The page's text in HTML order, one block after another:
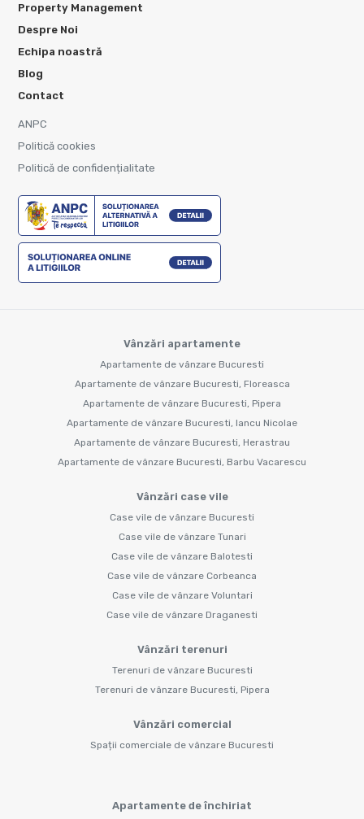
Property Management
Despre Noi
Echipa noastră
Blog
Contact
ANPC
Politică cookies
Politică de confidențialitate
Vânzări apartamente
Apartamente de vânzare Bucuresti
Apartamente de vânzare Bucuresti, Floreasca
Apartamente de vânzare Bucuresti, Pipera
Apartamente de vânzare Bucuresti, Iancu Nicolae
Apartamente de vânzare Bucuresti, Herastrau
Apartamente de vânzare Bucuresti, Barbu Vacarescu
Vânzări case vile
Case vile de vânzare Bucuresti
Case vile de vânzare Tunari
Case vile de vânzare Balotesti
Case vile de vânzare Corbeanca
Case vile de vânzare Voluntari
Case vile de vânzare Draganesti
Vânzări terenuri
Terenuri de vânzare Bucuresti
Terenuri de vânzare Bucuresti, Pipera
Vânzări comercial
Spații comerciale de vânzare Bucuresti
Apartamente de închiriat